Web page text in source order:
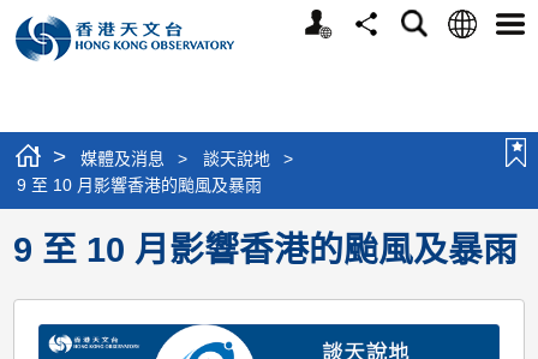
個
分
搜
語
選
> 媒體及消息 > 談天說地
>
9 至 10 月影響香港的颱風及暴雨
9 至 10 月影響香港的颱風及暴雨